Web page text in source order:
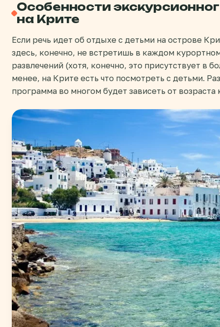
Особенности
на Крите
Если речь идет об отдыхе с детьми на острове
здесь, конечно, не встретишь в каждом
развлечений (хотя, конечно, это присутствует в
менее, на Крите есть что посмотреть с детьми.
программа во многом будет зависеть от